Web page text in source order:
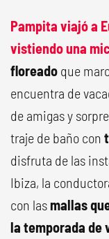
Pampita viajó a
vistiendo una
floreado que
encuentra de
de amigas y
traje de baño con
disfruta de las
Ibiza, la
con las mallas
la temporada de